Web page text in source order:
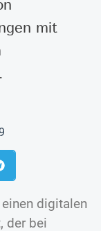
mit
einen digitalen
der bei